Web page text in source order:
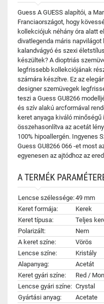
Guess A GUESS alapítói, a
Franciaországot, hogy
kollekciójuk néhány óra alatt
divatlegenda máris napvilágot
kalandvágyó és szexi
készültek? A dioptriás
legfrissebb kollekciójának
számára készítve. Ez az
designer szemüvegek
teszi a Guess GU8266
és szív alakú arcformával
keret anyaga kiváló
összehasonlítva az acetát
100% hipoallergén. Ingyenes
Guess GU8266 066 -et most
egyenesen az ajtódhoz az
A TERMÉK
Lencse szélessége:49 mm
Keret formája:
Kerek
Keret típusa:
Teljes
Polarizált:
Nem
A keret színe:
Vörös
Lencse színe:
Kristály
Alapanyag:
Acetát
Keret gyári színe:
Red /
Lencse gyári színe: Crystal
Gyártási anyag:
Acetate